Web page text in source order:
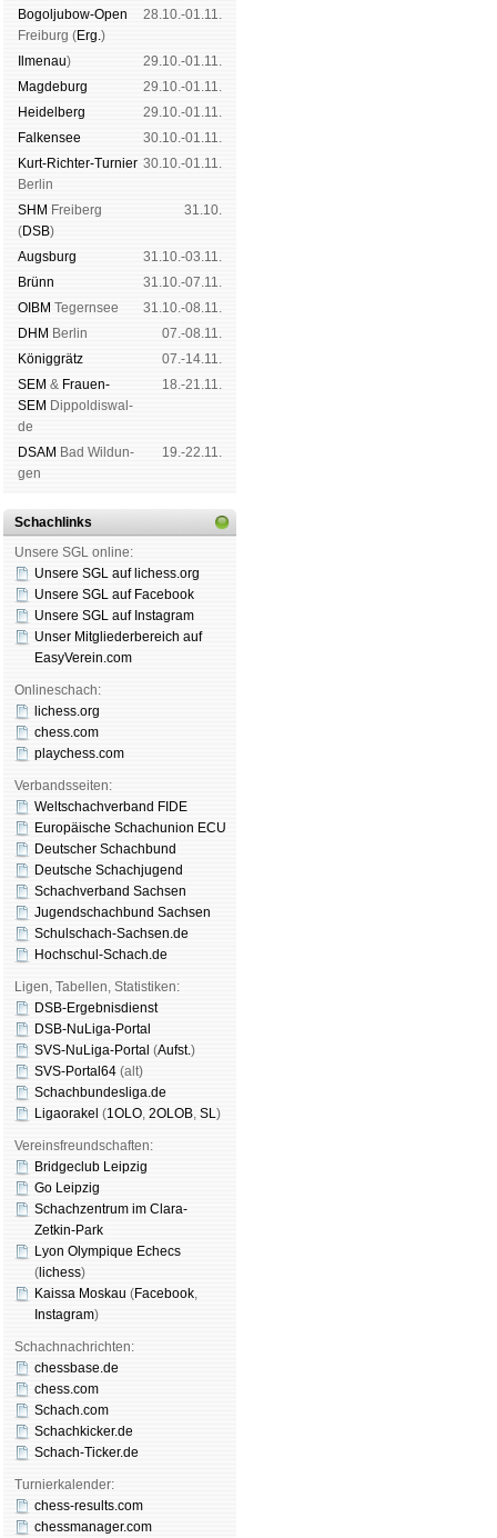
Bogoljubow-Open
Frei­burg (Erg.)
28.10.-01.11.
Il­me­nau)
29.10.-01.11.
Mag­de­burg
29.10.-01.11.
Hei­del­berg
29.10.-01.11.
Fal­ken­see
30.10.-01.11.
Kurt-Rich­ter-Tur­nier
Ber­lin
30.10.-01.11.
SHM Frei­berg
(DSB)
31.10.
Augs­burg
31.10.-03.11.
Brünn
31.10.-07.11.
OIBM Tegern­see
31.10.-08.11.
DHM Ber­lin
07.-08.11.
König­grätz
07.-14.11.
SEM & Frauen-
SEM Dip­pol­dis­wal­
de
18.-21.11.
DSAM Bad Wil­dun­
gen
19.-22.11.
Schachlinks
Unsere SGL online:
Unsere SGL auf li­chess.org
Unsere SGL auf Face­book
Unsere SGL auf Insta­gram
Unser Mitgliederbereich auf
EasyVerein.com
Onlineschach:
lichess.org
chess.com
playchess.com
Verbandsseiten:
Weltschachverband FIDE
Europäische Schachunion ECU
Deutscher Schachbund
Deutsche Schachjugend
Schachverband Sachsen
Jugendschachbund Sachsen
Schulschach-Sachsen.de
Hochschul-Schach.de
Ligen, Tabellen, Statistiken:
DSB-Ergebnisdienst
DSB-NuLiga-Portal
SVS-NuLiga-Portal (Aufst.)
SVS-Portal64 (alt)
Schachbundesliga.de
Ligaorakel (1OLO, 2OLOB, SL)
Vereinsfreundschaften:
Bridgeclub Leipzig
Go Leipzig
Schachzentrum im Clara-
Zetkin-Park
Lyon Olympique Echecs
( lichess)
Kaissa Moskau (Face­book,
Insta­gram)
Schachnachrichten:
chessbase.de
chess.com
Schach.com
Schachkicker.de
Schach-Ticker.de
Turnierkalender:
chess-results.com
chessmanager.com